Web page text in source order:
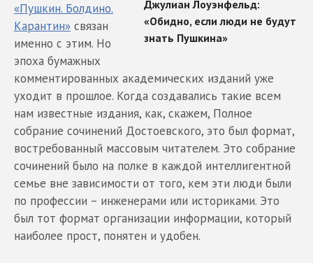
«Пушкин. Болдино.
Карантин» связан
именно с этим. Но
эпоха бумажных
комментированных академических изданий уже
уходит в прошлое. Когда создавались такие всем
нам известные издания, как, скажем, Полное
собрание сочинений Достоевского, это был формат,
востребованный массовым читателем. Это собрание
сочинений было на полке в каждой интеллигентной
семье вне зависимости от того, кем эти люди были
по профессии – инженерами или историками. Это
был тот формат организации информации, который
наиболее прост, понятен и удобен.